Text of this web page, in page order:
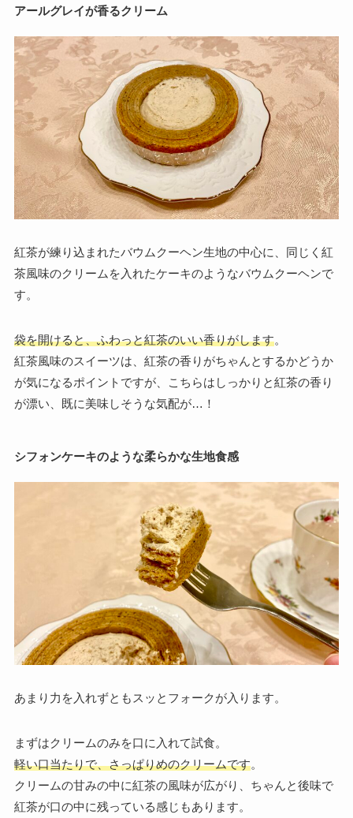
アールグレイが香るクリーム
紅茶が練り込まれたバウムクーヘン生地の中心に、同じく紅
茶風味のクリームを入れたケーキのようなバウムクーヘンで
す。
袋を開けると、ふわっと紅茶のいい香りがします。
紅茶風味のスイーツは、紅茶の香りがちゃんとするかどうか
が気になるポイントですが、こちらはしっかりと紅茶の香り
が漂い、既に美味しそうな気配が…！
シフォンケーキのような柔らかな生地食感
あまり力を入れずともスッとフォークが入ります。
まずはクリームのみを口に入れて試食。
軽い口当たりで、さっぱりめのクリームです。
クリームの甘みの中に紅茶の風味が広がり、ちゃんと後味で
紅茶が口の中に残っている感じもあります。